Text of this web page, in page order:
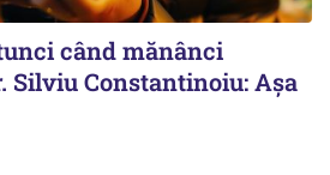
când mănânci
Silviu Constantinoiu: Așa